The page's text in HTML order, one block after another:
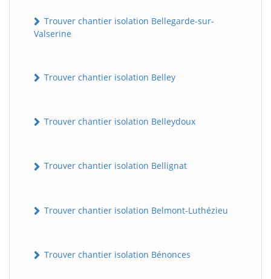
Trouver chantier isolation Bellegarde-sur-
Valserine
Trouver chantier isolation Belley
Trouver chantier isolation Belleydoux
Trouver chantier isolation Bellignat
Trouver chantier isolation Belmont-Luthézieu
Trouver chantier isolation Bénonces